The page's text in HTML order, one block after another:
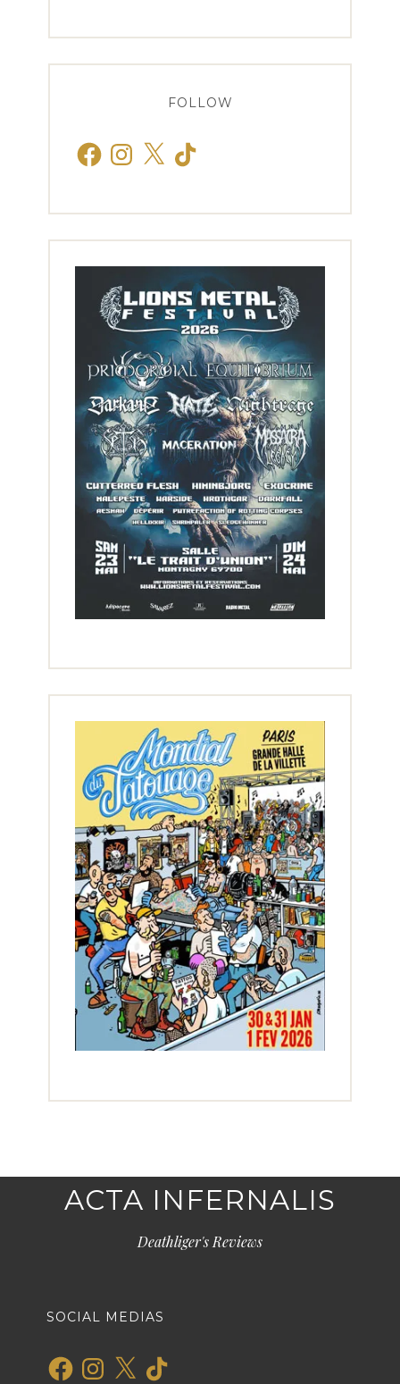
FOLLOW
FacebookInstagram
X TikTok
ACTA INFERNALIS
Deathliger's Reviews
SOCIAL MEDIAS
FacebookInstagram
X TikTok